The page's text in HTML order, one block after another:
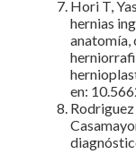
Hori T,
hernias
anatomía,
en:
Rodriguez